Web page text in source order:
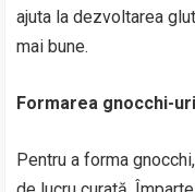
ajuta la dezvoltarea
mai bune.
Formarea gnocchi-
Pentru a forma